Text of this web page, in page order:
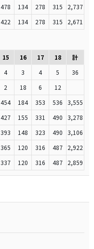
478 134 278 315
2,737
422 134 278 315 2,671
15 16 17 18
計
4 3 4 5
36
2 18 6
12
454 184 353 536
3,555
427 155 331 490
3,278
393 148 323 490
3,106
365 120 316 487
2,922
337 120 316 487 2,859